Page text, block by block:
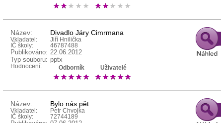
Název: Divadlo Járy Cimrmana
Vkladatel:
Jiří Hnilička
IČ školy:
46787488
Publikováno: 22.06.2012
Typ souboru: pptx
Hodnocení: Odborník Uživatelé
Název: Bylo nás pět
Vkladatel:
Petr Chvojka
IČ školy:
72744189